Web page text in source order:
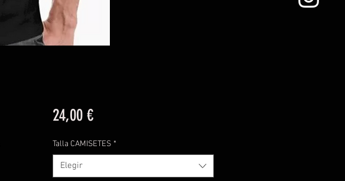
24,00 €Precio
Talla CAMISETES *
Elegir